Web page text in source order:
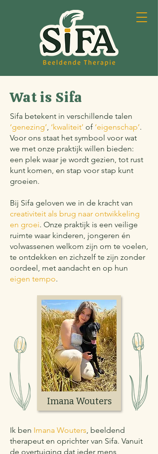
Wat is Sifa
Sifa betekent in verschillende talen
‘genezing’, ‘kwaliteit’ of ‘eigenschap’.
Voor ons staat het symbool voor wat
we met onze praktijk willen bieden:
een plek waar je wordt gezien, tot rust
kunt komen, en stap voor stap kunt
groeien.
Bij Sifa geloven we in de kracht van
creativiteit als brug naar ontwikkeling
en groei. Onze praktijk is een veilige
ruimte waar kinderen, jongeren én
volwassenen welkom zijn om te voelen,
te ontdekken en zichzelf te zijn zonder
oordeel, met aandacht en op hun
eigen tempo.
Imana Wouters
Ik ben Imana Wouters, beeldend
therapeut en oprichter van Sifa. Vanuit
de overtuiging dat ieder mens